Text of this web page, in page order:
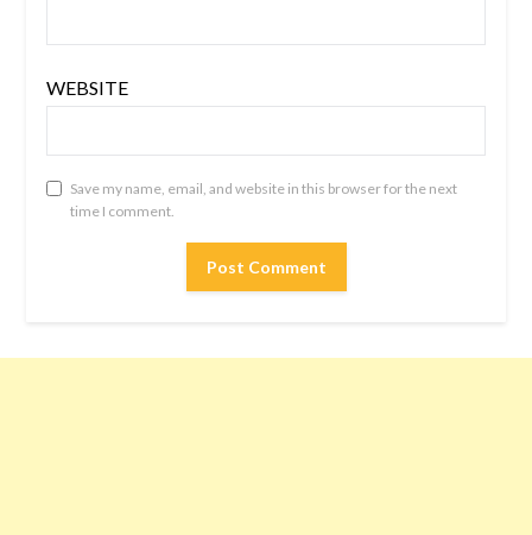
WEBSITE
Save my name, email, and website in this browser for the next
time I comment.